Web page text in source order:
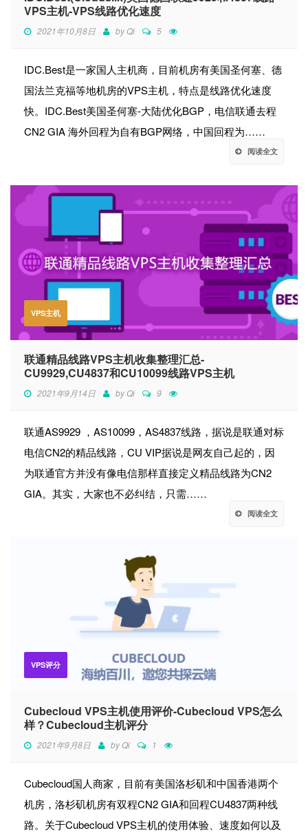
VPS主机-VPS线路优化速度
2021年10月8日 byQi 5
IDC.Best是一家国人主机商，目前机房有美国圣何塞、德
国法兰克福等地机房的VPS主机，特点是线路优化速度
快。IDC.Best美国圣何塞-大陆优化BGP，电信联通去程
CN2 GIA 海外回程为自有BGP网络，中国回程为……
阅读全文
VPS主机
联通精品线路VPS主机收集整理汇总-
CU9929,CU4837和CU10099线路VPS主机
2021年9月14日 byQi 9
联通AS9929 ，AS10099，AS4837线路，据说是联通对标
电信CN2的精品线路，CU VIP据说是网友自己起的，因
为联通官方并没有像电信那样直接定义精品线路为CN2
GIA。其实，大家也不必纠结，只需……
阅读全文
VPS评分
Cubecloud VPS主机使用评价-Cubecloud VPS怎么
样？Cubecloud主机评分
2021年9月8日 byQi 1
Cubecloud国人商家，目前有美国洛杉矶和中国香港两个
机房，洛杉矶机房有双程CN2 GIA和回程CU4837两种线
路。关于Cubecloud VPS主机的使用体验、速度如何以及